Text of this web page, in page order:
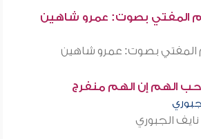
المفتي بصوت: عمرو شاهين
بصوت: عمرو شاهين
الهم إن الهم منفرج
الجبوري